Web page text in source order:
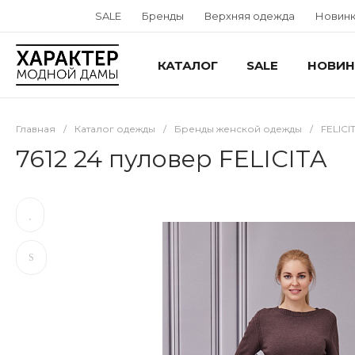
SALE Бренды Верхняя одежда
КАТАЛОГ SALE
Главная / Каталог одежды / Бренды женской одежды /
7612 24 пуловер FELICITA